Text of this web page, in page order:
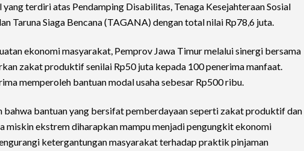
terdiri atas Pendamping Disabilitas, Tenaga Kesejahteraan Sosial
Taruna Siaga Bencana (TAGANA) dengan total nilai Rp78,6 juta.
ekonomi masyarakat, Pemprov Jawa Timur melalui sinergi bersama
zakat produktif senilai Rp50 juta kepada 100 penerima manfaat.
memperoleh bantuan modal usaha sebesar Rp500 ribu.
bahwa bantuan yang bersifat pemberdayaan seperti zakat produktif dan
miskin ekstrem diharapkan mampu menjadi pengungkit ekonomi
ketergantungan masyarakat terhadap praktik pinjaman